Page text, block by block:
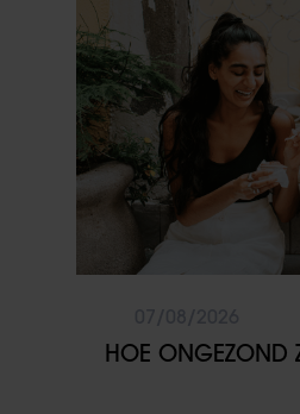
HOE ONGEZOND